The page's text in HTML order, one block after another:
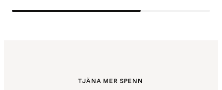
TJÄNA MER SPENN